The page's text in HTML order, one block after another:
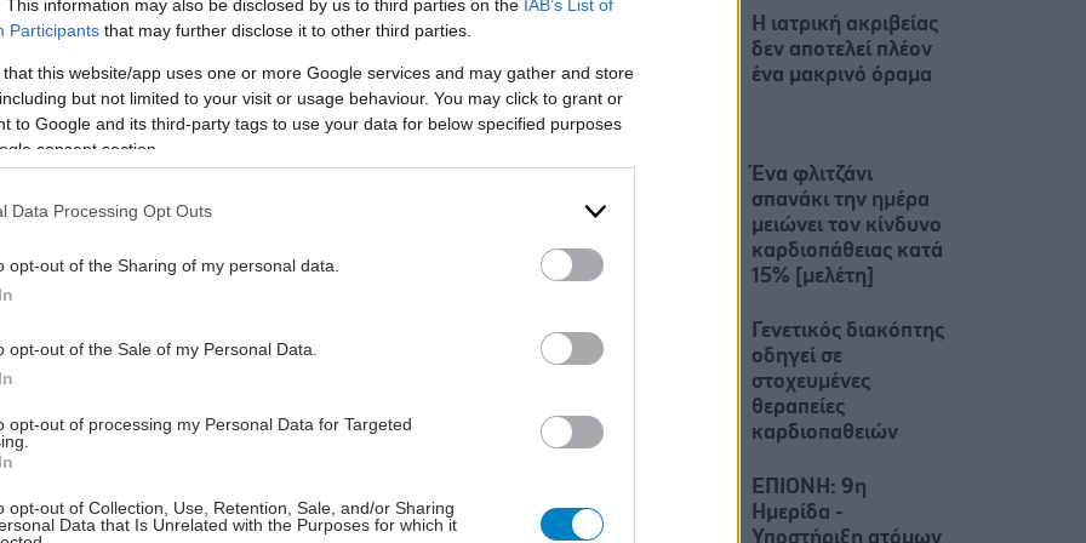
This information may also be disclosed by us to third parties on the IAB’s List of
Participants that may further disclose it to other third parties.
that this website/app uses one or more Google services and may gather and store
but not limited to your visit or usage behaviour. You may click to grant or
to Google and its third-party tags to use your data for below specified purposes
consent section.
Data Processing Opt Outs
opt-out of the Sharing of my personal data.
opt-out of the Sale of my Personal Data.
opt-out of processing my Personal Data for Targeted
opt-out of Collection, Use, Retention, Sale, and/or Sharing
Data that Is Unrelated with the Purposes for which it
εξετάσεις καρδιάς και παρακολούθησαν τους
για 7 χρόνια.
μελέτη διαπίστωσαν ότι αρκετοί προγνωστικοί
όπως ουλώδης ιστός, βάρος και λειτουργικότητα του
σε απεικονιστική εξέταση, ιστορικό καρδιακής
συσχετίζονταν με μοιραία και μη μοιραία καρδιακά
θάνατος από καρδιακά αίτια προβλέφτηκε
τομογραφία καρδιάς και βιοδείκτες στο αίμα.
κινδύνου έδωσε πιο πλήρη και ακριβέστερη
αρνητικά συμβάντα.
Η ιατρική ακριβείας
δεν αποτελεί πλέον
ένα μακρινό όραμα
Ένα φλιτζάνι
σπανάκι την ημέρα
μειώνει τον κίνδυνο
καρδιοπάθειας κατά
15% [μελέτη]
Γενετικός διακόπτης
οδηγεί σε
στοχευμένες
θεραπείες
καρδιοπαθειών
ΕΠΙΟΝΗ: 9η
Ημερίδα -
Υποστήριξη ατόμων